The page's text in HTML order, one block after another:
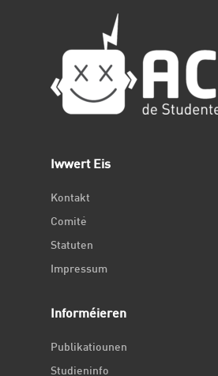
Iwwert Eis
Kontakt
Comité
Statuten
Impressum
Informéieren
Publikatiounen
Studieninfo